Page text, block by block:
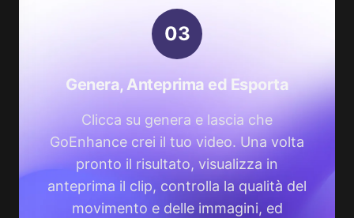
03
Genera, Anteprima ed Esporta
Clicca su genera e lascia che
GoEnhance crei il tuo video. Una volta
pronto il risultato, visualizza in
anteprima il clip, controlla la qualità del
movimento e delle immagini, ed